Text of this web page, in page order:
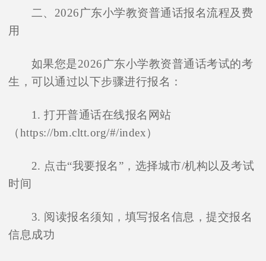
二、2026广东小学教资普通话报名流程及费
用
如果您是2026广东小学教资普通话考试的考
生，可以通过以下步骤进行报名：
1. 打开普通话在线报名网站
（https://bm.cltt.org/#/index）
2. 点击“我要报名”，选择城市/机构以及考试
时间
3. 阅读报名须知，填写报名信息，提交报名
信息成功